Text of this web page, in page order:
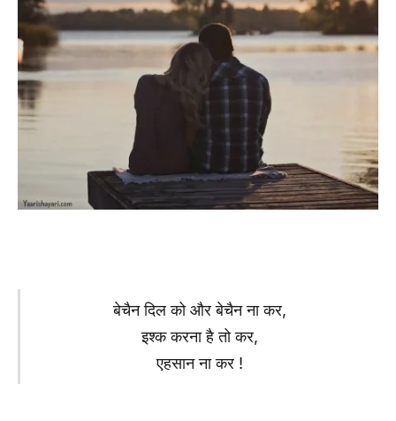
बेचैन दिल को और बेचैन ना कर,
इश्क करना है तो कर,
एहसान ना कर !